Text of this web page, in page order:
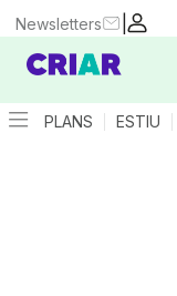
|
Newsletters
PLANS ESTIU